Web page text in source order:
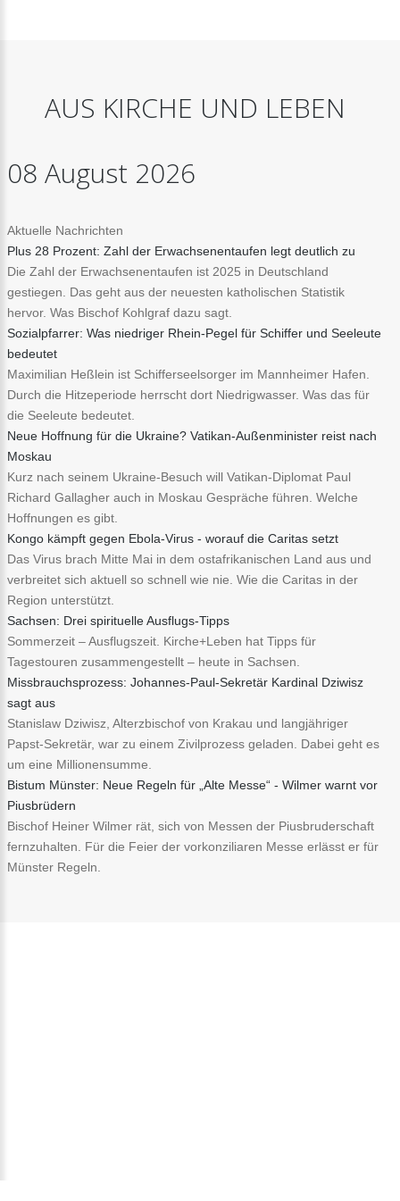
AUS KIRCHE UND LEBEN
08 August 2026
Aktuelle Nachrichten
Plus 28 Prozent: Zahl der Erwachsenentaufen legt deutlich zu
Die Zahl der Erwachsenentaufen ist 2025 in Deutschland
gestiegen. Das geht aus der neuesten katholischen Statistik
hervor. Was Bischof Kohlgraf dazu sagt.
Sozialpfarrer: Was niedriger Rhein-Pegel für Schiffer und Seeleute
bedeutet
Maximilian Heßlein ist Schifferseelsorger im Mannheimer Hafen.
Durch die Hitzeperiode herrscht dort Niedrigwasser. Was das für
die Seeleute bedeutet.
Neue Hoffnung für die Ukraine? Vatikan-Außenminister reist nach
Moskau
Kurz nach seinem Ukraine-Besuch will Vatikan-Diplomat Paul
Richard Gallagher auch in Moskau Gespräche führen. Welche
Hoffnungen es gibt.
Kongo kämpft gegen Ebola-Virus - worauf die Caritas setzt
Das Virus brach Mitte Mai in dem ostafrikanischen Land aus und
verbreitet sich aktuell so schnell wie nie. Wie die Caritas in der
Region unterstützt.
Sachsen: Drei spirituelle Ausflugs-Tipps
Sommerzeit – Ausflugszeit. Kirche+Leben hat Tipps für
Tagestouren zusammengestellt – heute in Sachsen.
Missbrauchsprozess: Johannes-Paul-Sekretär Kardinal Dziwisz
sagt aus
Stanislaw Dziwisz, Alterzbischof von Krakau und langjähriger
Papst-Sekretär, war zu einem Zivilprozess geladen. Dabei geht es
um eine Millionensumme.
Bistum Münster: Neue Regeln für „Alte Messe“ - Wilmer warnt vor
Piusbrüdern
Bischof Heiner Wilmer rät, sich von Messen der Piusbruderschaft
fernzuhalten. Für die Feier der vorkonziliaren Messe erlässt er für
Münster Regeln.